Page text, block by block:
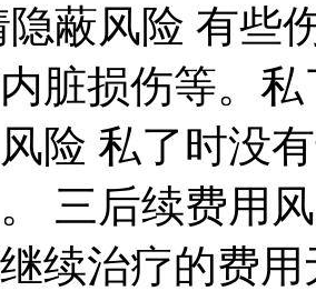
隐蔽风险 有些
脏损伤等。
险 私了时没
三后续费用
续治疗的费